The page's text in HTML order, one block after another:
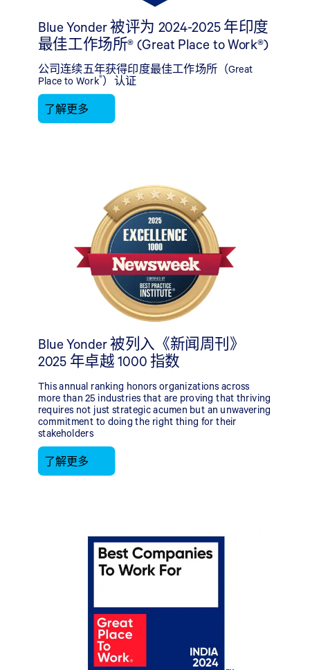
Blue Yonder 被评为 2024-2025 年印度
最佳工作场所® (Great Place to Work®)
公司连续五年获得印度最佳工作场所（Great
Place to Work®）认证
了解更多
Blue Yonder 被列入《新闻周刊》
2025 年卓越 1000 指数
This annual ranking honors organizations across
more than 25 industries that are proving that thriving
requires not just strategic acumen but an unwavering
commitment to doing the right thing for their
stakeholders
了解更多